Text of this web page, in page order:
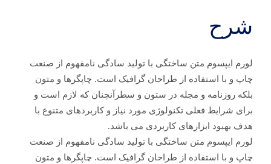
شرح
لورم ایپسوم متن ساختگی با تولید سادگی نامفهوم از صنعت
چاپ و با استفاده از طراحان گرافیک است. چاپگرها و متون
بلکه روزنامه و مجله در ستون و سطرآنچنان که لازم است و
برای شرایط فعلی تکنولوژی مورد نیاز و کاربردهای متنوع با
هدف بهبود ابزارهای کاربردی می باشد.
لورم ایپسوم متن ساختگی با تولید سادگی نامفهوم از صنعت
چاپ و با استفاده از طراحان گرافیک است. چاپگرها و متون